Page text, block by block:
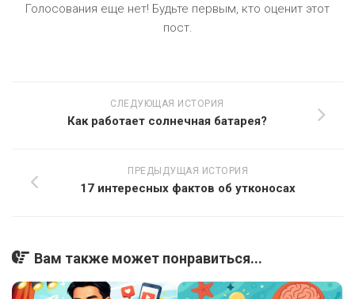
Голосования еще нет! Будьте первым, кто оценит этот
пост.
СЛЕДУЮЩАЯ ИСТОРИЯ
Как работает солнечная батарея?
ПРЕДЫДУЩАЯ ИСТОРИЯ
17 интересных фактов об утконосах
Вам также может понравиться...